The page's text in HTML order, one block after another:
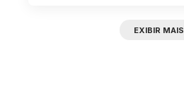
EXIBIR MAIS